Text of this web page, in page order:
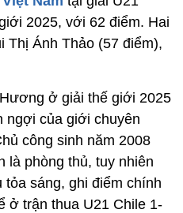
2025, với 62 điểm. Hai
Ánh Thảo (57 điểm),
ở giải thế giới 2025
ngợi của giới chuyên
công sinh năm 2008
là phòng thủ, tuy nhiên
sáng, ghi điểm chính
ở trận thua U21 Chile 1-